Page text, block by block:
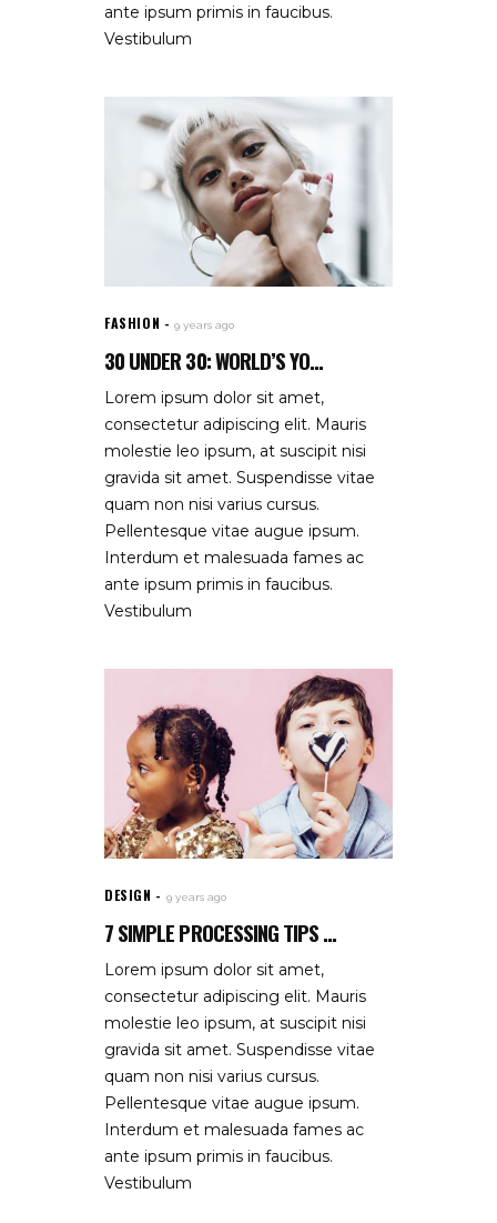
ante ipsum primis in faucibus.
Vestibulum
FASHION 9 years ago
30 UNDER 30: WORLD’S YO...
Lorem ipsum dolor sit amet,
consectetur adipiscing elit. Mauris
molestie leo ipsum, at suscipit nisi
gravida sit amet. Suspendisse vitae
quam non nisi varius cursus.
Pellentesque vitae augue ipsum.
Interdum et malesuada fames ac
ante ipsum primis in faucibus.
Vestibulum
DESIGN 9 years ago
7 SIMPLE PROCESSING TIPS ...
Lorem ipsum dolor sit amet,
consectetur adipiscing elit. Mauris
molestie leo ipsum, at suscipit nisi
gravida sit amet. Suspendisse vitae
quam non nisi varius cursus.
Pellentesque vitae augue ipsum.
Interdum et malesuada fames ac
ante ipsum primis in faucibus.
Vestibulum